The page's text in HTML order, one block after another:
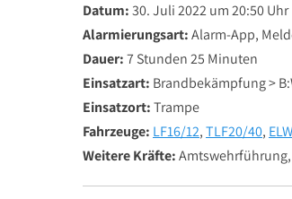
Datum:30. Juli 2022 um 20:50 Uhr
Alarmierungsart:Alarm-App,
Dauer:7 Stunden 25 Minuten
Einsatzart: Brandbekämpfung >
Einsatzort:Trampe
Fahrzeuge: LF16/12,TLF20/40, ELW
Weitere Kräfte: